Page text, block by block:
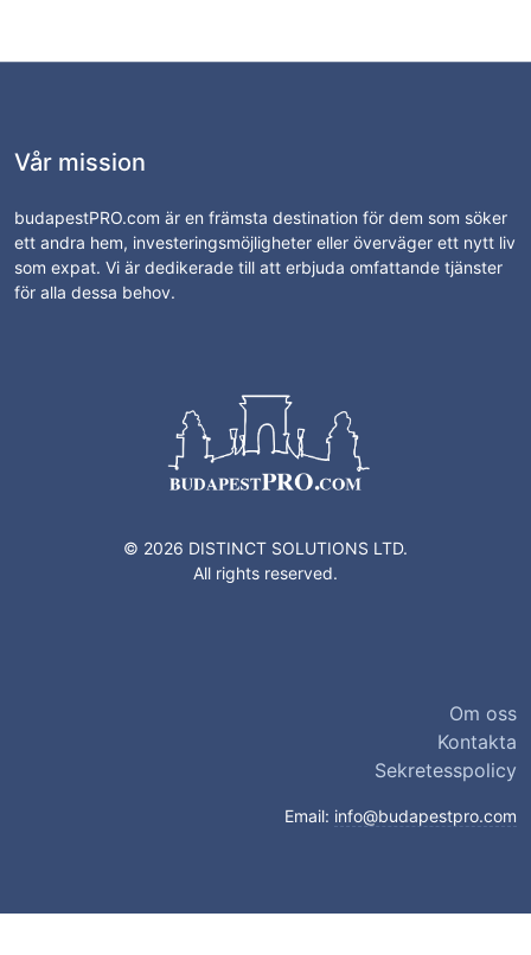
Vår mission
budapestPRO.com är en främsta destination för dem som söker
ett andra hem, investeringsmöjligheter eller överväger ett nytt liv
som expat. Vi är dedikerade till att erbjuda omfattande tjänster
för alla dessa behov.
© 2026 DISTINCT SOLUTIONS LTD.
All rights reserved.
Om oss
Kontakta
Sekretesspolicy
Email: info@budapestpro.com